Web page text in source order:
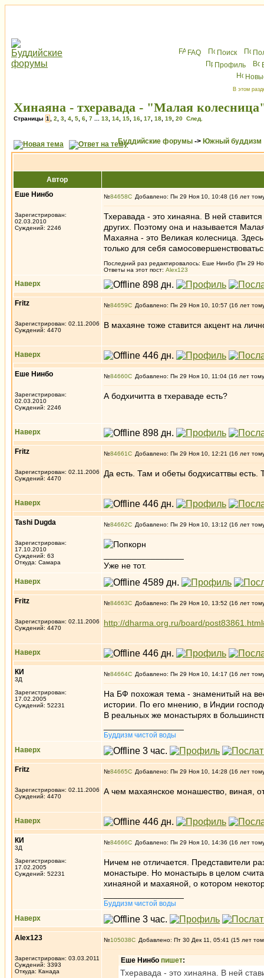
FAQ Поиск
Профиль
В этом
Хинаяна - тхеравада - "Малая
Страницы 1 2 3 4 5 6 7 13 14 15 16 17 18 19 20 След.
Буддийские форумы -> Южный буддизм
Автор
Еше Нинбо
Зарегистрирован:
02.03.2010
Суждений: 2246
№84658 Добавлено: Пн 29 Ноя 10, 10:48 (16 лет
Тхеравада - это хинаяна. В ней
других. Поэтому она и называется
Махаяна - это Великая колесница.
только для себя
Последний раз редактировалось: Еше Нинбо (Пн 29
Ответы на этот пост: Alex123
Наверх
Fritz
Зарегистрирован: 02.11.2006
Суждений: 4470
№84659 Добавлено: Пн 29 Ноя 10, 10:57 (16 лет
В махаяне тоже ставится акцент на
Наверх
Еше Нинбо
Зарегистрирован:
02.03.2010
Суждений: 2246
№84660 Добавлено: Пн 29 Ноя 10, 11:04 (16 лет
А бодхичитта в тхераваде есть?
Наверх
Fritz
Зарегистрирован: 02.11.2006
Суждений: 4470
№84661 Добавлено: Пн 29 Ноя 10, 12:21 (16 лет
Да есть. Там и обеты бодхисаттвы есть.
Наверх
Tashi Dugda
Зарегистрирован:
17.10.2010
Суждений: 63
Откуда: Самара
№84662 Добавлено: Пн 29 Ноя 10, 13:12 (16 лет
Уже не тот.
Наверх
Fritz
Зарегистрирован: 02.11.2006
Суждений: 4470
№84663 Добавлено: Пн 29 Ноя 10, 13:52 (16 лет
http://dharma.org.ru/board/
Наверх
КИ
3Д
Зарегистрирован:
17.02.2005
Суждений: 52231
№84664 Добавлено: Пн 29 Ноя 10, 14:17 (16 лет
На БФ похожая тема - знаменитый на
истории. По его мнению, в Индии
В реальных же монастырях в
Буддизм чистой воды
Наверх
Fritz
Зарегистрирован: 02.11.2006
Суждений: 4470
№84665 Добавлено: Пн 29 Ноя 10, 14:28 (16 лет
А чем махаянское монашество, виная,
Наверх
КИ
3Д
Зарегистрирован:
17.02.2005
Суждений: 52231
№84666 Добавлено: Пн 29 Ноя 10, 14:36 (16 лет
Ничем не отличается. Представители
монастыре. Но монастырь в целом
хинаяной и махаяной, о котором
Буддизм чистой воды
Наверх
Alex123
Зарегистрирован: 03.03.2011
Суждений: 3393
Откуда: Канада
№105038 Добавлено: Пт 30 Дек 11, 05:41 (15 лет
Еше Нинбо пишет:
Тхеравада - это хинаяна. В ней